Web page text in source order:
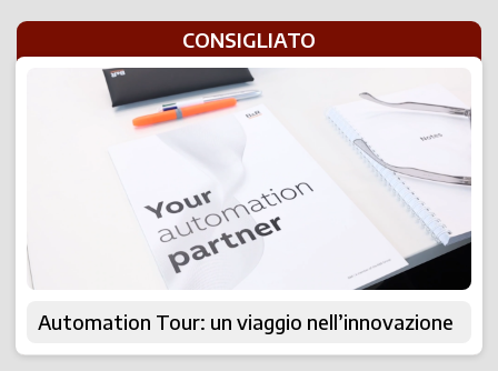
CONSIGLIATO
Automation Tour: un viaggio nell’innovazione